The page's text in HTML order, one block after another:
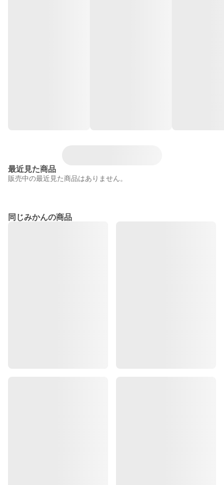
最近見た商品
販売中の最近見た商品はありません。
同じみかんの商品